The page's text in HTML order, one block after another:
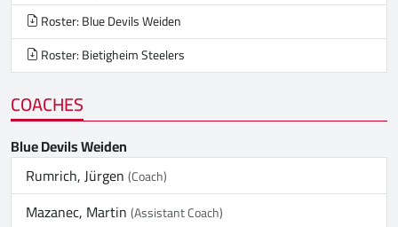
Roster: Blue Devils Weiden
Roster: Bietigheim Steelers
COACHES
Blue Devils Weiden
Rumrich, Jürgen(Coach)
Mazanec, Martin(Assistant Coach)